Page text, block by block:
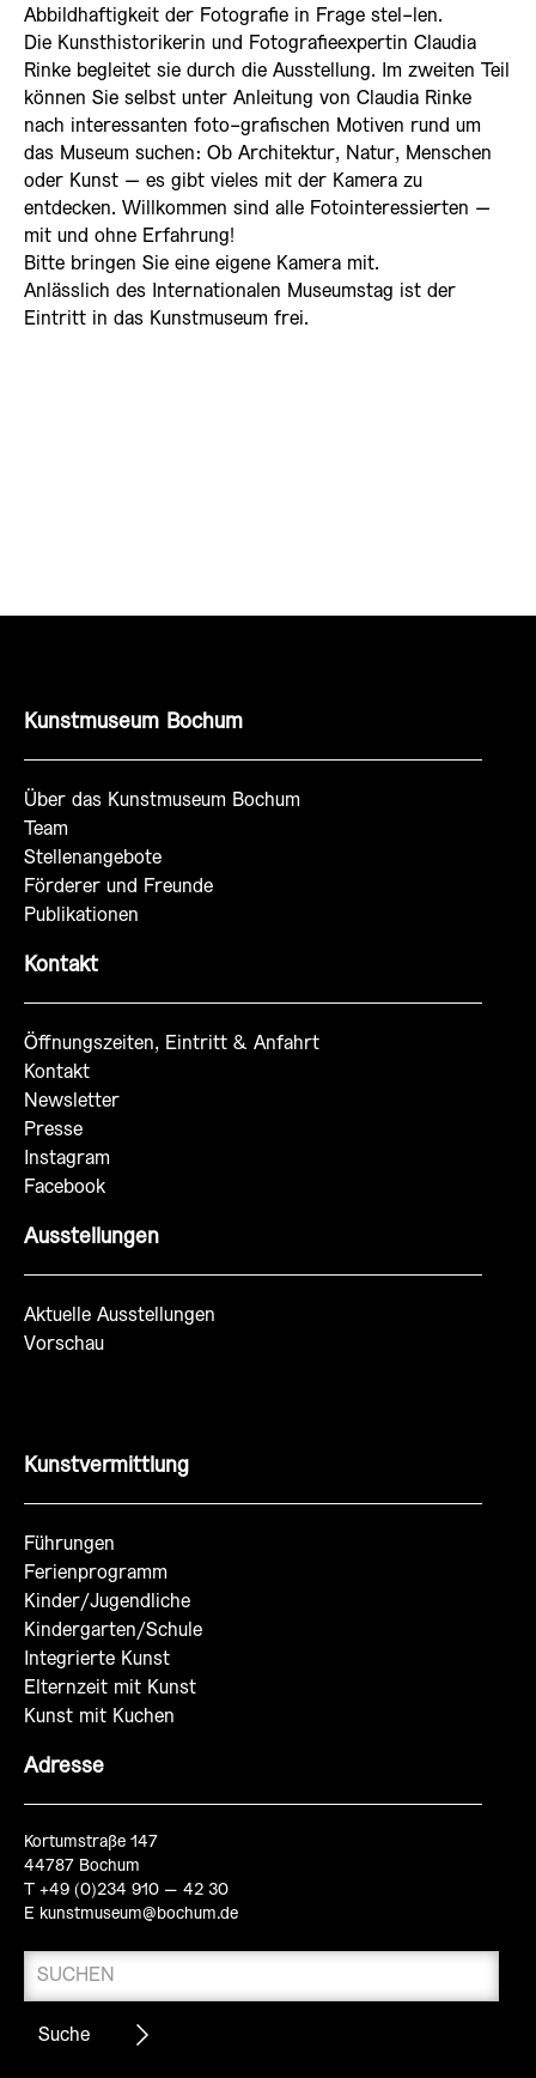
Abbildhaftigkeit der Fotografie in Frage stel-len.
Die Kunsthistorikerin und Fotografieexpertin Claudia
Rinke begleitet sie durch die Ausstellung. Im zweiten Teil
können Sie selbst unter Anleitung von Claudia Rinke
nach interessanten foto-grafischen Motiven rund um
das Museum suchen: Ob Architektur, Natur, Menschen
oder Kunst – es gibt vieles mit der Kamera zu
entdecken. Willkommen sind alle Fotointeressierten –
mit und ohne Erfahrung!
Bitte bringen Sie eine eigene Kamera mit.
Anlässlich des Internationalen Museumstag ist der
Eintritt in das Kunstmuseum frei.
Kunstmuseum Bochum
Über das Kunstmuseum Bochum
Team
Stellenangebote
Förderer und Freunde
Publikationen
Kontakt
Öffnungszeiten, Eintritt & Anfahrt
Kontakt
Newsletter
Presse
Instagram
Facebook
Ausstellungen
Aktuelle Ausstellungen
Vorschau
Kunstvermittlung
Führungen
Ferienprogramm
Kinder/Jugendliche
Kindergarten/Schule
Integrierte Kunst
Elternzeit mit Kunst
Kunst mit Kuchen
Adresse
Kortumstraße 147
44787 Bochum
T +49 (0)234 910 – 42 30
E kunstmuseum@bochum.de